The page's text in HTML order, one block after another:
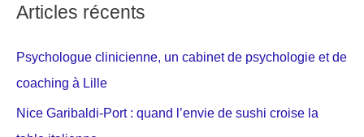
Articles récents
Psychologue clinicienne, un cabinet de psychologie et de
coaching à Lille
Nice Garibaldi-Port : quand l’envie de sushi croise la